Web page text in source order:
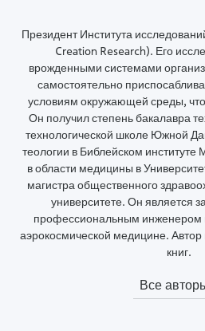
Президент Института
Creation Research). Его
врожденными системами
самостоятельно
условиям окружающей среды,
Он получил степень бакалавра
технологической школе Южной
теологии в Библейском институте
в области медицины в
магистра общественного
университете. Он является
профессиональным инженером
аэрокосмической медицине. Автор
книг.
Все